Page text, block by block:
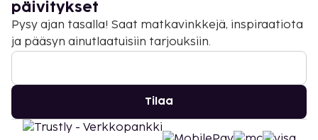
päivitykset
Pysy ajan tasalla! Saat matkavinkkejä, inspiraatiota
ja pääsyn ainutlaatuisiin tarjouksiin.
Tilaa